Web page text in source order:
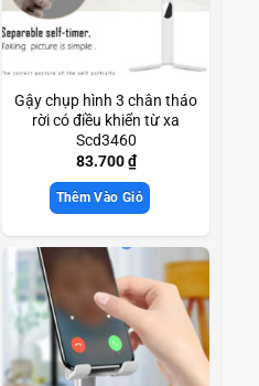
Gậy chụp hình 3 chân tháo
rời có điều khiển từ xa
Scd3460
83.700₫
Thêm Vào Giỏ